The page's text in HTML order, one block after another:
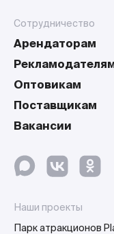
Сотрудничество
Арендаторам
Оптовикам
Поставщикам
Вакансии
Наши проекты
Парк атракционов